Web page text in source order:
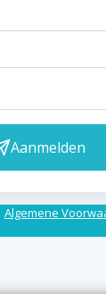
Aanmelden
Algemene